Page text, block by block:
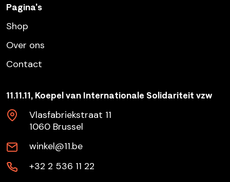
Pagina's
Shop
Over ons
Contact
11.11.11, Koepel van Internationale Solidariteit vzw
Vlasfabriekstraat 11
1060 Brussel
winkel@11.be
+32 2 536 11 22